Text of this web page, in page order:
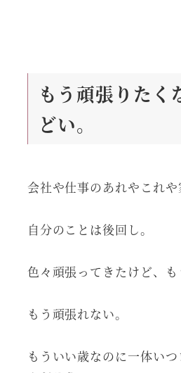
もう頑張りたく
どい。
会社や仕事のあれやこれや
自分のことは後回し。
色々頑張ってきたけど、も
もう頑張れない。
もういい歳なのに一体い